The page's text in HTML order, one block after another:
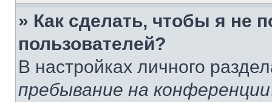
» Как сделать, чтобы я не
пользователей?
В настройках личного
пребывание на конференции